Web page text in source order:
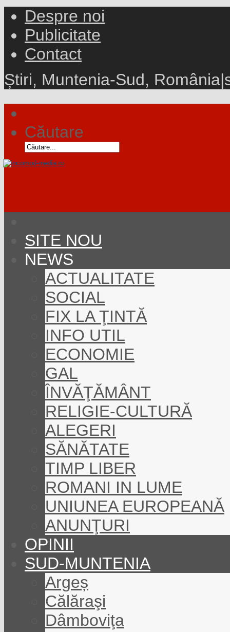
Despre noi
Publicitate
Contact
Știri, Muntenia-Sud, România|
Căutare
SITE NOU
NEWS
ACTUALITATE
SOCIAL
FIX LA ŢINTĂ
INFO UTIL
ECONOMIE
GAL
ÎNVĂŢĂMÂNT
RELIGIE-CULTURĂ
ALEGERI
SĂNĂTATE
TIMP LIBER
ROMANI IN LUME
UNIUNEA EUROPEANĂ
ANUNŢURI
OPINII
SUD-MUNTENIA
Argeș
Călăraşi
Dâmboviţa